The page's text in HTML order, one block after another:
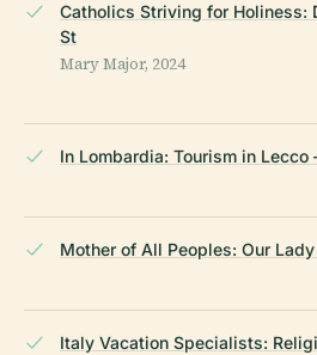
Catholics Striving for Holiness:
St
Mary Major, 2024
In Lombardia: Tourism in Lecco
Mother of All Peoples: Our
Italy Vacation Specialists: